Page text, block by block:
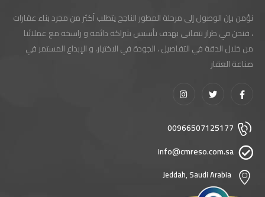
نؤمن بإن الوصول إلى مرحلة المطور الناجح يتطلب أكثر من مجرد بناء عقارات
، فنحن في طراز نتفانى بهدف تأسيس شراكة دائمة و راسخة مع عملائنا
من خلال الدقة في التفاصيل ، الجودة في الاختيار، و الإبداع المستمر في
صناعة العقار
00966507125177
info@cmreso.com.sa
Jeddah, Saudi Arabia